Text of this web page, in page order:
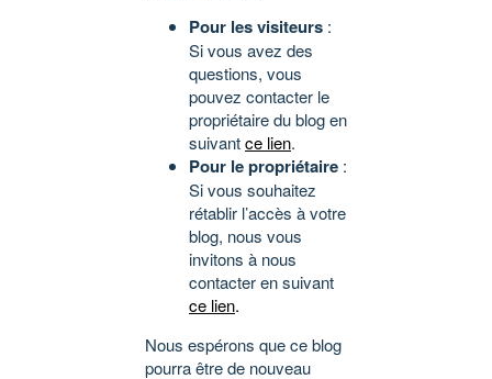
Pour les visiteurs :
Si vous avez des
questions, vous
pouvez contacter le
propriétaire du blog en
suivantce lien.
Pour le propriétaire :
Si vous souhaitez
rétablir l’accès à votre
blog, nous vous
invitons à nous
contacter en suivant
ce lien.
Nous espérons que ce blog
pourra être de nouveau